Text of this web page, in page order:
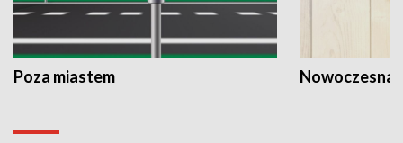
Poza miastem Nowoczesna